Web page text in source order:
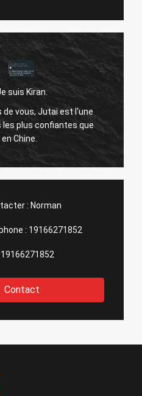
suis Kiran.
de vous, Jutai est l'une
plus confiantes que
Chine.
: Norman
: 19166271852
Contact